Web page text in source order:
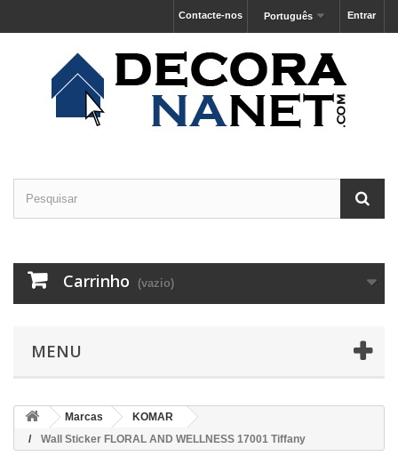
Entrar
Português
Contacte-nos
Carrinho (vazio)
MENU
Marcas
KOMAR
Wall Sticker FLORAL AND WELLNESS 17001 Tiffany